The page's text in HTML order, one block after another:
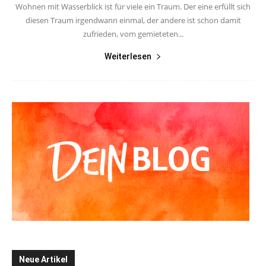
Wohnen mit Wasserblick ist für viele ein Traum. Der eine erfüllt sich
diesen Traum irgendwann einmal, der andere ist schon damit
zufrieden, vom gemieteten...
Weiterlesen
Neue Artikel